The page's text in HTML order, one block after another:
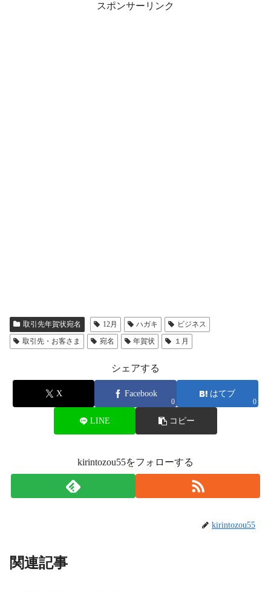
スポンサーリンク
取引先年賀状宛名 12月 ハガキ
ビジネス
取引先・お客さま
宛名 年賀状 １月
シェアする
X Facebook
0
はてブ
0
LINE コピー
kirintozou55をフォローする
kirintozou55
関連記事